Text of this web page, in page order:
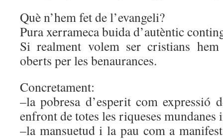
Què n’hem fet de l’evangeli?
Pura xerrameca buida d’autèntic
Si realment volem ser cristians
oberts per les benaurances.
Concretament:
–la pobresa d’esperit com expressió
enfront de totes les riqueses mundanes
–la mansuetud i la pau com a